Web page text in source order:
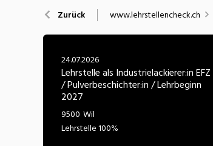
Nahrung
Wirtschaft/Verwaltung
Zurück www.lehrstellencheck.ch
24.07.2026
Lehrstelle als Industrielackierer:in EFZ
/ Pulverbeschichter:in / Lehrbeginn
2027
9500 Wil
Lehrstelle100%